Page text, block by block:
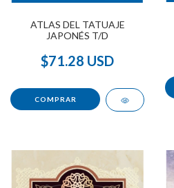
ATLAS DEL TATUAJE
JAPONÉS T/D
$71.28 USD